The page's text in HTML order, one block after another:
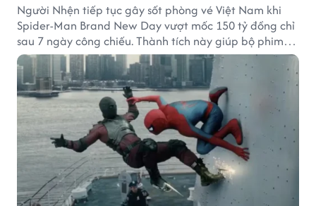
Người Nhện tiếp tục gây sốt phòng vé Việt Nam khi
Spider-Man Brand New Day vượt mốc 150 tỷ đồng chỉ
sau 7 ngày công chiếu. Thành tích này giúp bộ phim
của Tom Holland tạo khoảng cách đáng kể với The
Odyssey trên đường đua doanh thu.